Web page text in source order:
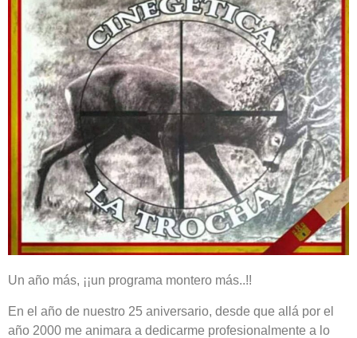
Un año más, ¡¡un programa montero más..!!
En el año de nuestro 25 aniversario, desde que allá por el
año 2000 me animara a dedicarme profesionalmente a lo